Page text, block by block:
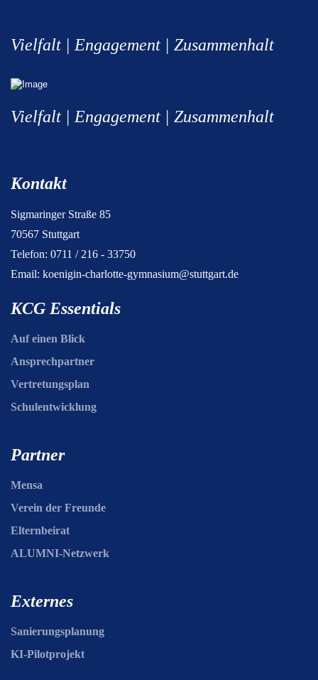
Vielfalt | Engagement | Zusammenhalt
Vielfalt | Engagement | Zusammenhalt
Kontakt
Sigmaringer Straße 85
70567 Stuttgart
Telefon: 0711 / 216 - 33750
Email: koenigin-charlotte-gymnasium@stuttgart.de
KCG Essentials
Auf einen Blick
Ansprechpartner
Vertretungsplan
Schulentwicklung
Partner
Mensa
Verein der Freunde
Elternbeirat
ALUMNI-Netzwerk
Externes
Sanierungsplanung
KI-Pilotprojekt